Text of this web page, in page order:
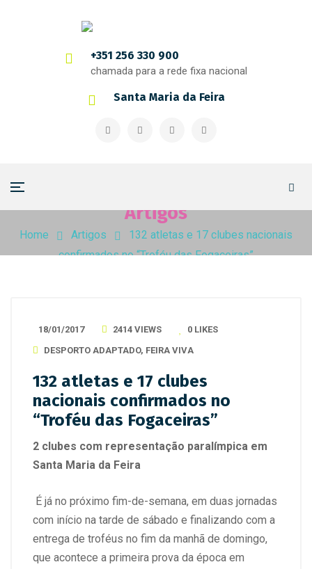
+351 256 330 900
chamada para a rede fixa nacional
Santa Maria da Feira
Artigos
Home Artigos
132 atletas e 17 clubes nacionais
confirmados no “Troféu das Fogaceiras”
18/01/2017 2414 VIEWS 0 LIKES
DESPORTO ADAPTADO, FEIRA VIVA
132 atletas e 17 clubes
nacionais confirmados no
“Troféu das Fogaceiras”
2 clubes com representação paralímpica em
Santa Maria da Feira
É já no próximo fim-de-semana, em duas jornadas
com início na tarde de sábado e finalizando com a
entrega de troféus no fim da manhã de domingo,
que acontece a primeira prova da época em